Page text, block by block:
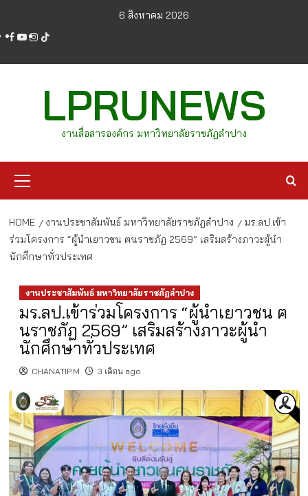
content
6 สิงหาคม 2026
facebook
youtube
instagram
tiktok
LPRUNEWS
งานสื่อสารองค์กร มหาวิทยาลัยราชภัฏลำปาง
Menu
HOME งานประชาสัมพันธ์ มหาวิทยาลัยราชภัฏลำปาง
มร.ลป.เข้า
ร่วมโครงการ “ผู้นำเยาวชน ฅนราชภัฏ 2569” เสริมสร้างภาวะผู้นำ
นักศึกษาทั่วประเทศ
งานประชาสัมพันธ์ มหาวิทยาลัยราชภัฏลำปาง
มร.ลป.เข้าร่วมโครงการ “ผู้นำเยาวชน ฅ
นราชภัฏ 2569” เสริมสร้างภาวะผู้นำ
นักศึกษาทั่วประเทศ
CHANATIP.M 3 เดือน ago